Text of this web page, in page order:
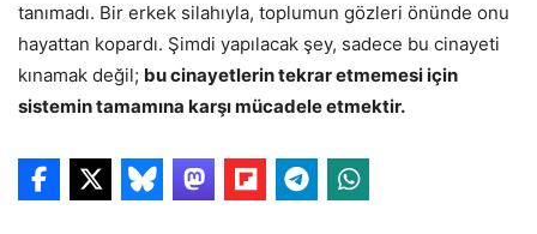
tanımadı. Bir erkek silahıyla, toplumun gözleri önünde onu
hayattan kopardı. Şimdi yapılacak şey, sadece bu cinayeti
kınamak değil; bu cinayetlerin tekrar etmemesi için
sistemin tamamına karşı mücadele etmektir.